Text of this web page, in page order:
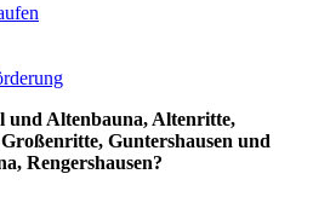
und Altenbauna, Altenritte,
Guntershausen und
Rengershausen?